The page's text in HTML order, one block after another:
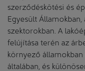
szerződéskötési és
Egyesült
szektorokban. A
felújítása terén az
környező
általában, és